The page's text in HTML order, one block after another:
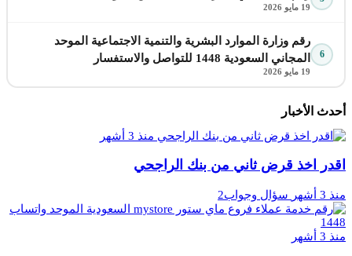
19 مايو 2026
6
رقم وزارة الموارد البشرية والتنمية الاجتماعية الموحد
المجاني السعودية 1448 للتواصل والاستفسار
19 مايو 2026
أحدث الأخبار
منذ 3 أشهر
اقدر اخذ قرض ثاني من بنك الراجحي
منذ 3 أشهر سؤال وجواب2
منذ 3 أشهر